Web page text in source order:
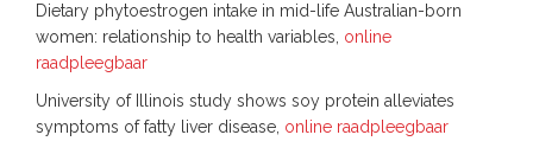
Dietary phytoestrogen intake in mid-life Australian-born
women: relationship to health variables, online
raadpleegbaar
University of Illinois study shows soy protein alleviates
symptoms of fatty liver disease, online raadpleegbaar